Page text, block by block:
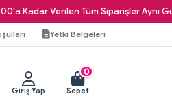
Verilen Tüm Siparişler Aynı Gün
Yetki Belgeleri
Giriş Yap
0
Sepet